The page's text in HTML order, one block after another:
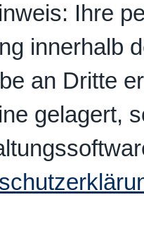
Ihre
innerhalb
an Dritte
gelagert,